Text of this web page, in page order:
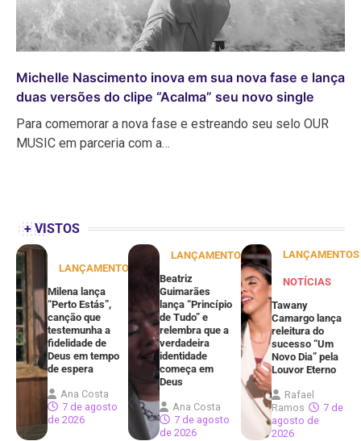
Michelle Nascimento inova em sua nova fase e lança
duas versões do clipe “Acalma” seu novo single
Para comemorar a nova fase e estreando seu selo OUR
MUSIC em parceria com a…
+ VISTOS
LANÇAMENTOS
Milena lança
“Perto Estás”,
canção que
testemunha a
fidelidade de
Deus em tempo
de espera
Ana Costa
7 de agosto
de 2026
LANÇAMENTOS
Beatriz
Guimarães
lança “Princípio
de Tudo” e
relembra que a
verdadeira
identidade
começa em
Deus
Ana Costa
7 de agosto
de 2026
LANÇAMENTOS
NOTÍCIAS
Tawany
Camargo lança
releitura do
sucesso “Um
Novo Dia” pela
Louvor Eterno
Rafael
Ramos
7 de
agosto de
2026